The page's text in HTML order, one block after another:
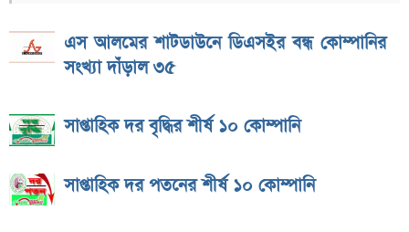
এস আলমের শাটডাউনে ডিএসইর বন্ধ কোম্পানির
সংখ্যা দাঁড়াল ৩৫
সাপ্তাহিক দর বৃদ্ধির শীর্ষ ১০ কোম্পানি
সাপ্তাহিক দর পতনের শীর্ষ ১০ কোম্পানি